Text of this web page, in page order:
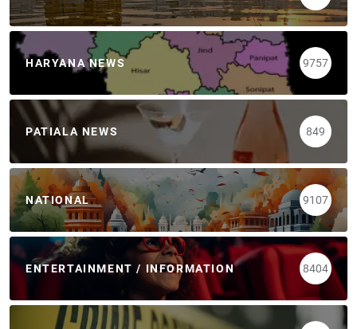
HARYANA NEWS 9757
PATIALA NEWS 849
NATIONAL 9107
ENTERTAINMENT / INFORMATION 8404